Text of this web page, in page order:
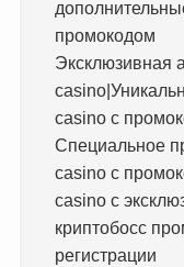
промокодом
Эксклюзивная
casino с
Специальное
casino с
casino с
криптобосс
регистрации